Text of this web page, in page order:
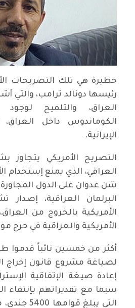
خطيرة هي تلك التصريحات
رئيسها دونالد ترامب، والتي
العراق، والتلميح
الكوماندوس داخل العراق،
الإيرانية.
التصريح الأمريكي يتجاوز
العراقي، الذي يمنع إستخدام
شن عدوان على الدول
البرلمان العراقية، إصدار
الأمريكية بالخروج من
الأمريكية والعراقية في حرج
أكثر من خمسين نائباً قدموا
لصياغة مشروع قانون إخراج
إعادة صيغة الإتفاقية
سيما مع تقديراتهم بإنتفاء
التي يبلغ